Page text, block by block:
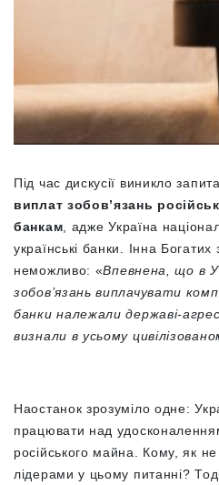
Під час дискусії виникло
виплат зобов’язань
банкам , адже Україна
українські банки. Інна
неможливо: «Впевнена, що в
зобов’язань виплачувати
банки належали державі-
визнали в усьому
Наостанок зрозуміло одне:
працювати над
російського майна. Кому, як
лідерами у цьому питанні?